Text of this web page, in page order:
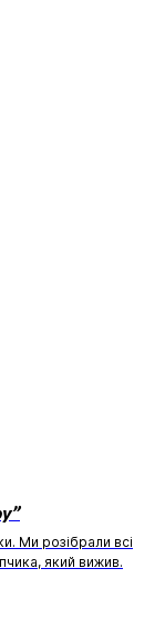
Ми розібрали всі
який вижив.